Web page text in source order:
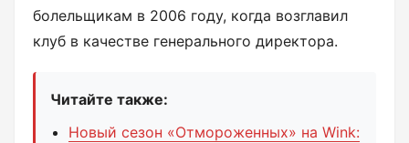
болельщикам в 2006 году, когда возглавил
клуб в качестве генерального директора.
Читайте также:
Новый сезон «Отмороженных» на Wink: